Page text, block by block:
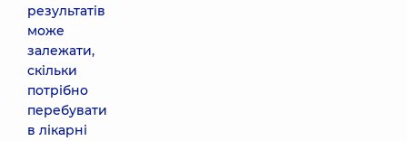
результатів
може
залежати,
скільки
потрібно
перебувати
в лікарні